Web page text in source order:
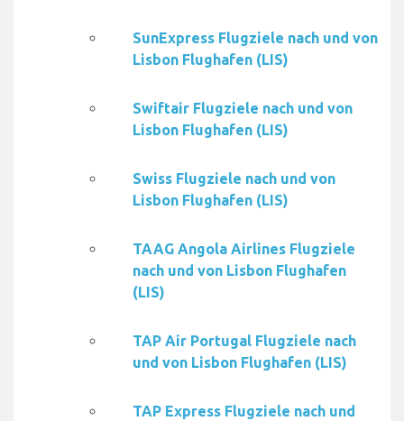
SunExpress Flugziele nach und von
Lisbon Flughafen (LIS)
Swiftair Flugziele nach und von
Lisbon Flughafen (LIS)
Swiss Flugziele nach und von
Lisbon Flughafen (LIS)
TAAG Angola Airlines Flugziele
nach und von Lisbon Flughafen
(LIS)
TAP Air Portugal Flugziele nach
und von Lisbon Flughafen (LIS)
TAP Express Flugziele nach und